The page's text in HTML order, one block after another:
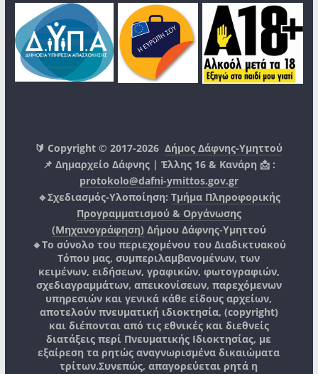
🔰 Copyright © 2017-2026Δήμος Δάφνης-Υμηττού
📌 Δημαρχείο Δάφνης | Έλλης 16 & Κανάρη 📩 :
protokolo@dafni-ymittos.gov.gr
🔹Σχεδιασμός-Υλοποίηση: Τμήμα Πληροφορικής
Προγραμματισμού & Οργάνωσης
(Μηχανογράφηση) Δήμου Δάφνης-Υμηττού
🔸Το σύνολο του περιεχομένου του Διαδικτυακού
Τόπου μας, συμπεριλαμβανομένων, των
κειμένων, ειδήσεων, γραφικών, φωτογραφιών,
σχεδιαγραμμάτων, απεικονίσεων, παρεχόμενων
υπηρεσιών και γενικά κάθε είδους αρχείων,
αποτελούν πνευματική ιδιοκτησία, (copyright)
και διέπονται από τις εθνικές και διεθνείς
διατάξεις περί Πνευματικής Ιδιοκτησίας, με
εξαίρεση τα ρητώς αναγνωρισμένα δικαιώματα
τρίτων.Συνεπώς, απαγορεύεται ρητά η